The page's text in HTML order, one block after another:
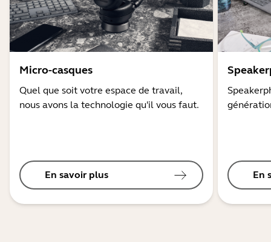
Micro-casques
Quel que soit votre espace de travail,
nous avons la technologie qu'il vous faut.
En savoir plus En